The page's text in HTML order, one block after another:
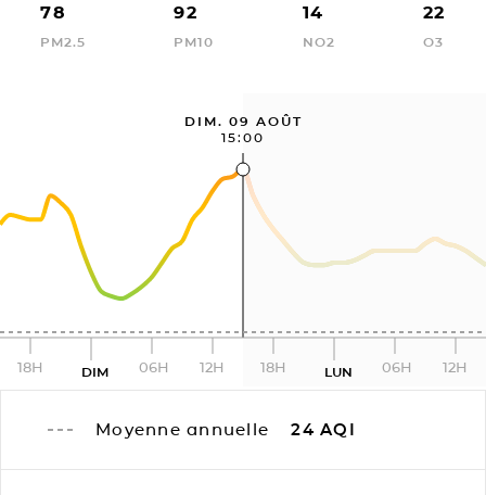
78
PM2.5
92
PM10
14
NO2
22
O3
DIM. 09 AOÛT
15:00
18H DIM 06H 12H 18H LUN 06H 12H
Moyenne annuelle 24 AQI